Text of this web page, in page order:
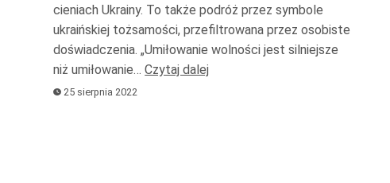
zwiększyć
lub
zmniejszyć
cieniach Ukrainy. To także podróż przez symbole
ukraińskiej tożsamości, przefiltrowana przez osobiste
doświadczenia. „Umiłowanie wolności jest silniejsze
niż umiłowanie…Czytaj dalej
25 sierpnia 2022